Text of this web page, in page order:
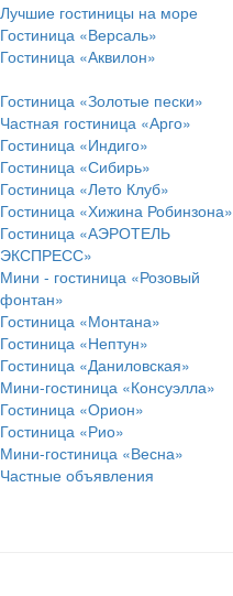
Лучшие гостиницы на море
Гостиница «Версаль»
Гостиница «Аквилон»
Гостиница «Золотые пески»
Частная гостиница «Арго»
Гостиница «Индиго»
Гостиница «Сибирь»
Гостиница «Лето Клуб»
Гостиница «Хижина Робинзона»
Гостиница «АЭРОТЕЛЬ
ЭКСПРЕСС»
Мини - гостиница «Розовый
фонтан»
Гостиница «Монтана»
Гостиница «Нептун»
Гостиница «Даниловская»
Мини-гостиница «Консуэлла»
Гостиница «Орион»
Гостиница «Рио»
Мини-гостиница «Весна»
Частные объявления